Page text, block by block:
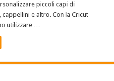
piccoli capi di
e altro. Con la Cricut
utilizzare …